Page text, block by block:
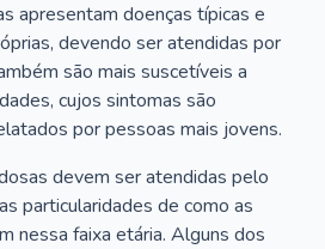
apresentam doenças típicas e
devendo ser atendidas por
são mais suscetíveis a
cujos sintomas são
por pessoas mais jovens.
devem ser atendidas pelo
particularidades de como as
nessa faixa etária. Alguns dos